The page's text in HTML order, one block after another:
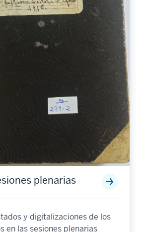
plenarias
y digitalizaciones de los
en las sesiones plenarias